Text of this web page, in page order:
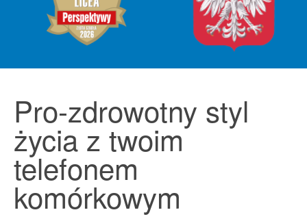
Pro-zdrowotny styl
życia z twoim
telefonem
komórkowym